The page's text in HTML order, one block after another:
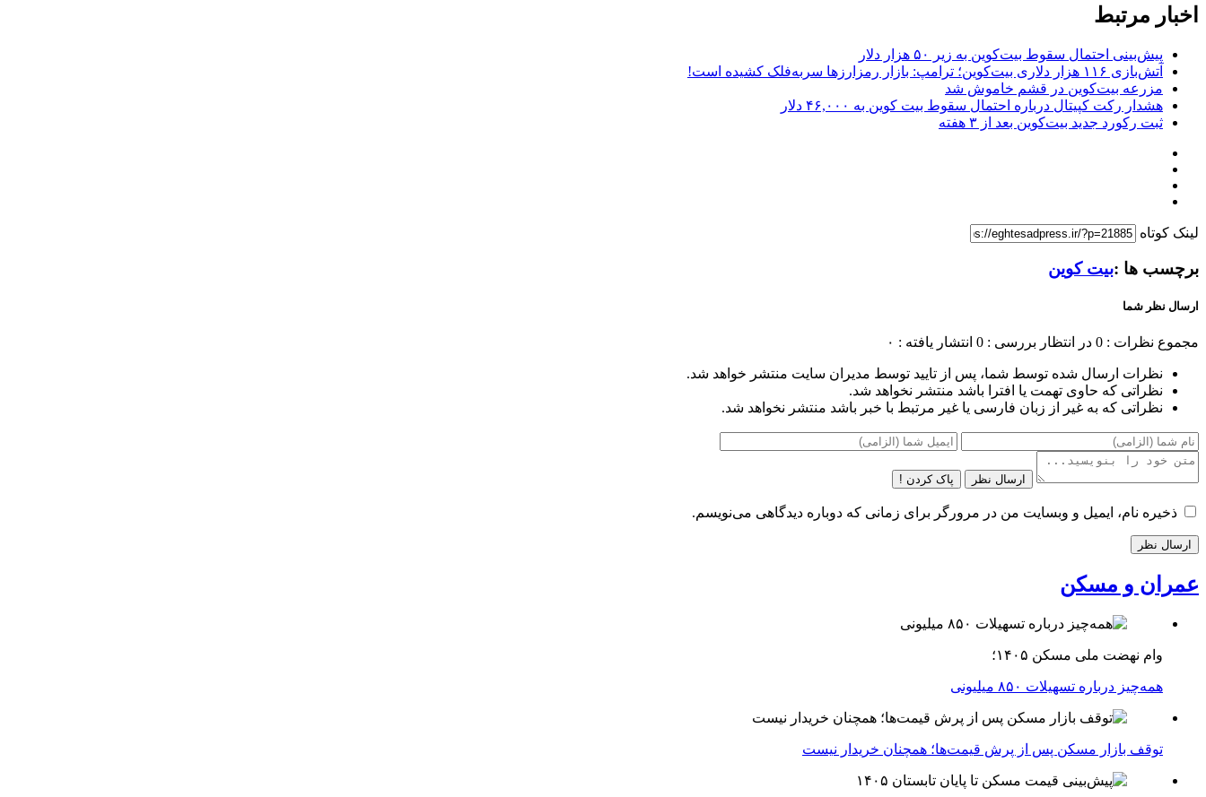
اخبار مرتبط
پیش‌بینی احتمال سقوط بیت‌کوین به زیر ۵۰ هزار دلار
آتش‌بازی ۱۱۶ هزار دلاری بیت‌کوین؛ ترامپ: بازار رمزارزها سربه‌فلک کشیده است!
مزرعه بیت‌کوین در قشم خاموش شد
هشدار رکت کپیتال درباره احتمال سقوط بیت کوین به ۴۶,۰۰۰ دلار
ثبت رکورد جدید بیت‌کوین بعد از ۳ هفته
لینک کوتاه
برچسب ها :بیت کوین
ارسال نظر شما
مجموع نظرات : 0 در انتظار بررسی : 0 انتشار یافته : ۰
نظرات ارسال شده توسط شما، پس از تایید توسط مدیران سایت منتشر خواهد شد.
نظراتی که حاوی تهمت یا افترا باشد منتشر نخواهد شد.
نظراتی که به غیر از زبان فارسی یا غیر مرتبط با خبر باشد منتشر نخواهد شد.
ارسال نظر پاک کردن !
ذخیره نام، ایمیل و وبسایت من در مرورگر برای زمانی که دوباره دیدگاهی می‌نویسم.
عمران و مسکن
وام نهضت ملی مسکن ۱۴۰۵؛
همه‌چیز درباره تسهیلات ۸۵۰ میلیونی
توقف بازار مسکن پس از پرش قیمت‌ها؛ همچنان خریدار نیست